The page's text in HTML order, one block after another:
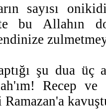
sayısı
bu Allahın
şu dua üç
Recep ve